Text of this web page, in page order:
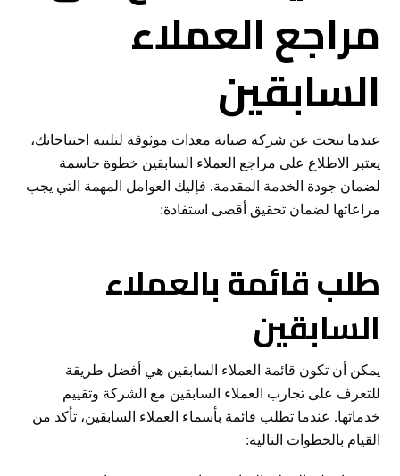
مراجع العملاء
السابقين
عندما تبحث عن شركة صيانة معدات موثوقة لتلبية احتياجاتك،
يعتبر الاطلاع على مراجع العملاء السابقين خطوة حاسمة
لضمان جودة الخدمة المقدمة. فإليك العوامل المهمة التي يجب
مراعاتها لضمان تحقيق أقصى استفادة:
طلب قائمة بالعملاء
السابقين
يمكن أن تكون قائمة العملاء السابقين هي أفضل طريقة
للتعرف على تجارب العملاء السابقين مع الشركة وتقييم
خدماتها. عندما تطلب قائمة بأسماء العملاء السابقين، تأكد من
القيام بالخطوات التالية: